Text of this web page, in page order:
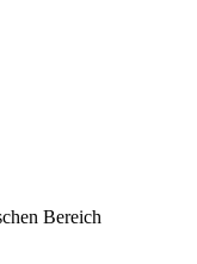
Bereich